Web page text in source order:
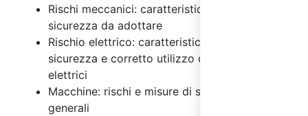
Rischi meccanici: caratteristiche e misure di
sicurezza da adottare
Rischio elettrico: caratteristiche, misure di
sicurezza e corretto utilizzo degli impianti
elettrici
Macchine: rischi e misure di sicurezza
generali